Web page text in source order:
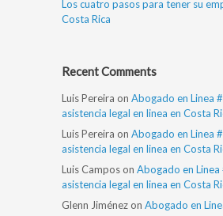
Los cuatro pasos para tener su
Costa Rica
Recent Comments
Luis Pereira onAbogado en Linea
asistencia legal en linea en Costa
Luis Pereira onAbogado en Linea
asistencia legal en linea en Costa
Luis Campos onAbogado en Linea
asistencia legal en linea en Costa
Glenn Jiménez onAbogado en